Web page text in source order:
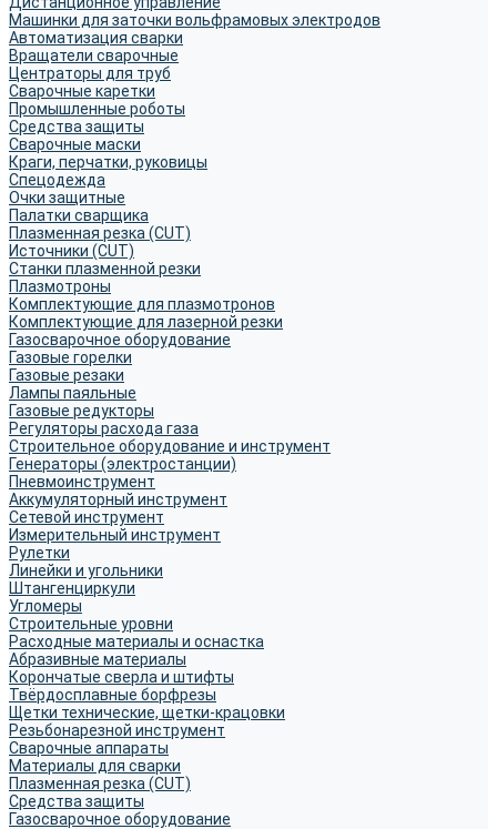
Машинки для заточки вольфрамовых электродов
Автоматизация сварки
Вращатели сварочные
Центраторы для труб
Сварочные каретки
Промышленные роботы
Средства защиты
Сварочные маски
Краги, перчатки, руковицы
Спецодежда
Очки защитные
Палатки сварщика
Плазменная резка (CUT)
Источники (CUT)
Станки плазменной резки
Плазмотроны
Комплектующие для плазмотронов
Комплектующие для лазерной резки
Газосварочное оборудование
Газовые горелки
Газовые резаки
Лампы паяльные
Газовые редукторы
Регуляторы расхода газа
Строительное оборудование и инструмент
Генераторы (электростанции)
Пневмоинструмент
Аккумуляторный инструмент
Сетевой инструмент
Измерительный инструмент
Рулетки
Линейки и угольники
Штангенциркули
Угломеры
Строительные уровни
Расходные материалы и оснастка
Абразивные материалы
Корончатые сверла и штифты
Твёрдосплавные борфрезы
Щетки технические, щетки-крацовки
Резьбонарезной инструмент
Сварочные аппараты
Материалы для сварки
Плазменная резка (CUT)
Средства защиты
Газосварочное оборудование